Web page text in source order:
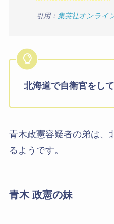
引用： 集英社オンライ
北海道で自衛官をし
青木政憲容疑者の弟は、
るようです。
青木 政憲の妹